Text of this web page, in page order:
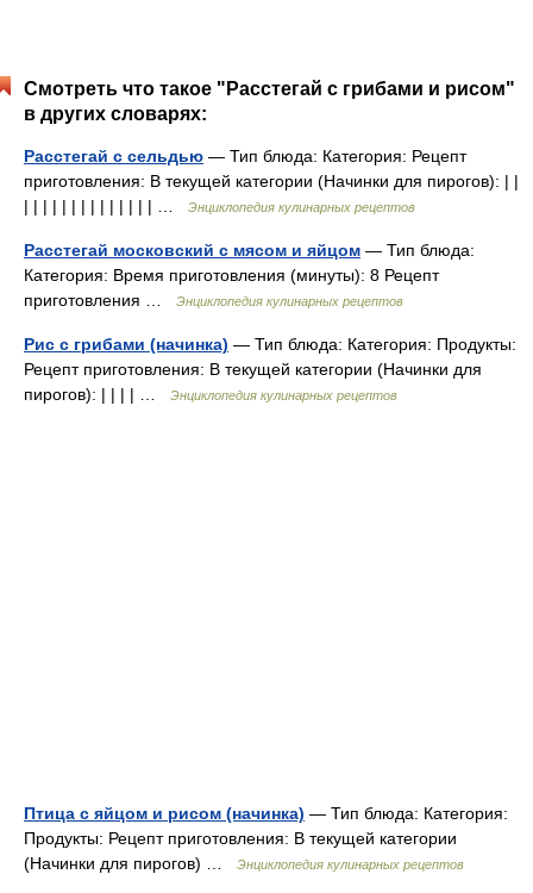
Смотреть что такое "Расстегай с грибами и рисом"
в других словарях:
Расстегай с сельдью — Тип блюда: Категория: Рецепт
приготовления: В текущей категории (Начинки для пирогов): | |
| | | | | | | | | | | | | | …
Энциклопедия кулинарных рецептов
Расстегай московский с мясом и яйцом — Тип блюда:
Категория: Время приготовления (минуты): 8 Рецепт
приготовления …
Энциклопедия кулинарных рецептов
Рис с грибами (начинка) — Тип блюда: Категория: Продукты:
Рецепт приготовления: В текущей категории (Начинки для
пирогов): | | | | …
Энциклопедия кулинарных рецептов
Птица с яйцом и рисом (начинка) — Тип блюда: Категория:
Продукты: Рецепт приготовления: В текущей категории
(Начинки для пирогов) …
Энциклопедия кулинарных рецептов